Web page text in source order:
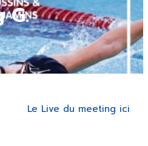
G.
Le Live du meeting ici